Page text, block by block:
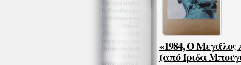
«1984, Ο Μεγάλος
(από Ίριδα